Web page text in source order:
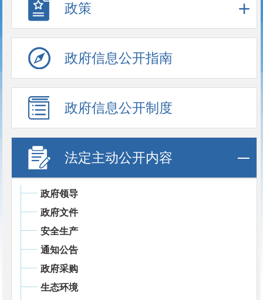
政策
政府信息公开指南
政府信息公开制度
法定主动公开内容
政府领导
政府文件
安全生产
通知公告
政府采购
生态环境